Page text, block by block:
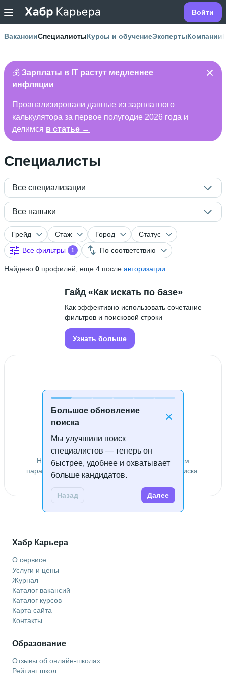
Войти
ВакансииСпециалистыКурсы и обучениеЭкспертыКомпании
💰 Зарплаты в IT растут медленнее
инфляции
Проанализировали данные из зарплатного
калькулятора за первое полугодие 2026 года и
делимся в статье →
Специалисты
Все специализации
Все навыки
Грейд Стаж Город
Статус
Все фильтры
1 По соответствию
Найдено 0 профилей, еще 4 после авторизации
Большое обновление
поиска
Мы улучшили поиск
специалистов — теперь он
быстрее, удобнее и охватывает
больше кандидатов.
Назад Далее
Гайд «Как искать по базе»
Как эффективно использовать сочетание
фильтров и поисковой строки
Узнать больше
Специалисты не найдены
Не удалось найти специалистов по заданным
параметрам. Попробуйте изменить условия поиска.
Хабр Карьера
О сервисе
Услуги и цены
Журнал
Каталог вакансий
Каталог курсов
Карта сайта
Контакты
Образование
Отзывы об онлайн-школах
Рейтинг школ